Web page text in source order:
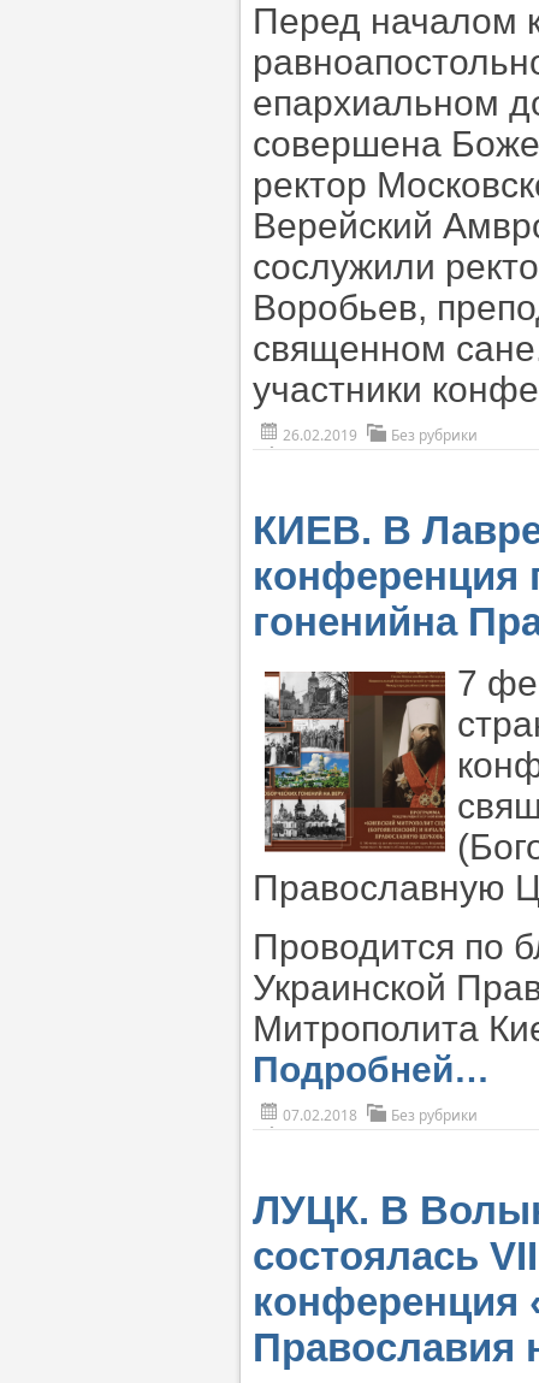
Перед началом
епархиальном
совершена
ректор
Верейский
сослужили
Воробьев,
священном
участники
26.02.2019 Без рубрики
КИЕВ. В
конференция
гоненийна
7
Православную
Проводится по
Украинской
Митрополита
Подробней…
07.02.2018 Без рубрики
ЛУЦК. В
состоялась
конференция
Православия